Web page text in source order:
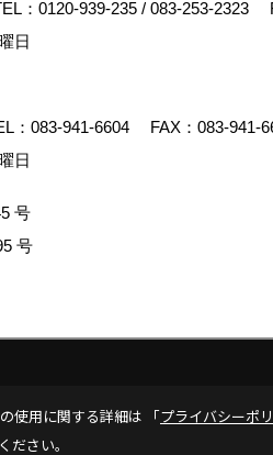
： 0120-939-235 / 083-253-2323
日
： 083-941-6604
FAX：083-941-
日
号
号
使用に関する詳細は 「プライバシーポ
さい。